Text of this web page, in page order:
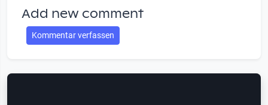
Add new comment
Kommentar verfassen